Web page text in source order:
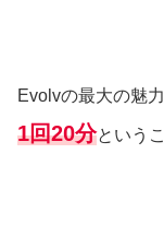
Evolvの最大の魅
1回20分というこ